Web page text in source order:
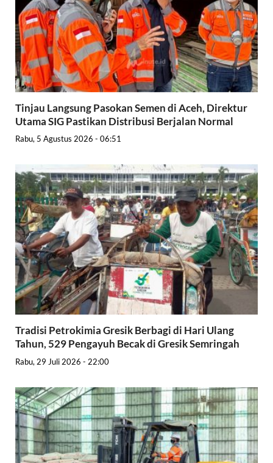
Tinjau Langsung Pasokan Semen di Aceh, Direktur
Utama SIG Pastikan Distribusi Berjalan Normal
Rabu, 5 Agustus 2026 - 06:51
Tradisi Petrokimia Gresik Berbagi di Hari Ulang
Tahun, 529 Pengayuh Becak di Gresik Semringah
Rabu, 29 Juli 2026 - 22:00